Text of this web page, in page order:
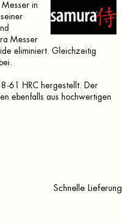
in
Messer
eliminiert. Gleichzeitig
61 HRC hergestellt. Der
ebenfalls aus hochwertigen
Schnelle Lieferung